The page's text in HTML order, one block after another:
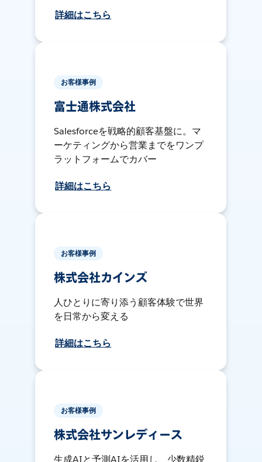
詳細はこちら
お客様事例
富士通株式会社
Salesforceを戦略的顧客基盤に。マ
ーケティングから営業までをワンプ
ラットフォームでカバー
詳細はこちら
お客様事例
株式会社カインズ
人ひとりに寄り添う顧客体験で世界
を日常から変える
詳細はこちら
お客様事例
株式会社サンレディース
生成AIと予測AIを活用し、少数精鋭